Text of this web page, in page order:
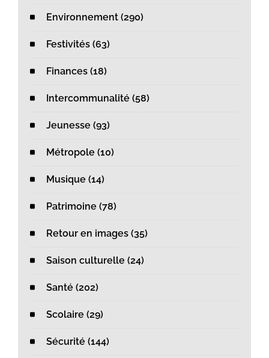
Environnement (290)
Festivités (63)
Finances (18)
Intercommunalité (58)
Jeunesse (93)
Métropole (10)
Musique (14)
Patrimoine (78)
Retour en images (35)
Saison culturelle (24)
Santé (202)
Scolaire (29)
Sécurité (144)